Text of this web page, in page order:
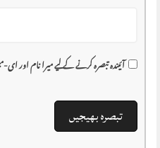
آئیندہ تبصرہ کرنے کے لیے میرا نام اور